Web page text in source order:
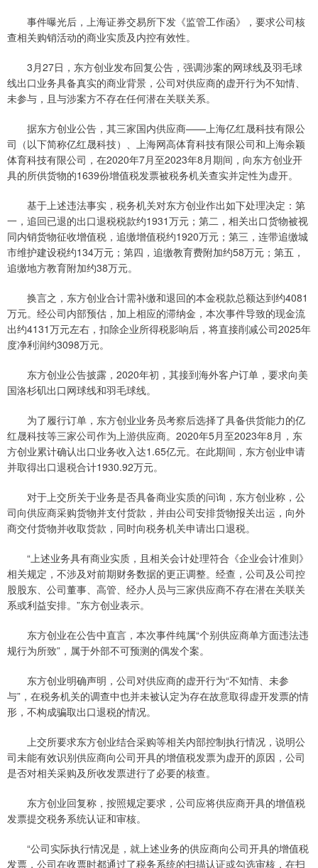
事件曝光后，上海证券交易所下发《监管工作函》，要求公司核
查相关购销活动的商业实质及内控有效性。
3月27日，东方创业发布回复公告，强调涉案的网球线及羽毛球
线出口业务具备真实的商业背景，公司对供应商的虚开行为不知情、
未参与，且与涉案方不存在任何潜在关联关系。
据东方创业公告，其三家国内供应商——上海亿红晟科技有限公
司（以下简称亿红晟科技）、上海网高体育科技有限公司和上海余颖
体育科技有限公司，在2020年7月至2023年8月期间，向东方创业开
具的所供货物的1639份增值税发票被税务机关查实并定性为虚开。
基于上述违法事实，税务机关对东方创业作出如下处理决定：第
一，追回已退的出口退税税款约1931万元；第二，相关出口货物被视
同内销货物征收增值税，追缴增值税约1920万元；第三，连带追缴城
市维护建设税约134万元；第四，追缴教育费附加约58万元；第五，
追缴地方教育附加约38万元。
换言之，东方创业合计需补缴和退回的本金税款总额达到约4081
万元。经公司内部预估，加上相应的滞纳金，本次事件导致的现金流
出约4131万元左右，扣除企业所得税影响后，将直接削减公司2025年
度净利润约3098万元。
东方创业公告披露，2020年初，其接到海外客户订单，要求向美
国洛杉矶出口网球线和羽毛球线。
为了履行订单，东方创业业务员考察后选择了具备供货能力的亿
红晟科技等三家公司作为上游供应商。2020年5月至2023年8月，东
方创业累计确认出口业务收入达1.65亿元。在此期间，东方创业申请
并取得出口退税合计1930.92万元。
对于上交所关于业务是否具备商业实质的问询，东方创业称，公
司向供应商采购货物并支付货款，并由公司安排货物报关出运，向外
商交付货物并收取货款，同时向税务机关申请出口退税。
“上述业务具有商业实质，且相关会计处理符合《企业会计准则》
相关规定，不涉及对前期财务数据的更正调整。经查，公司及公司控
股股东、公司董事、高管、经办人员与三家供应商不存在潜在关联关
系或利益安排。”东方创业表示。
东方创业在公告中直言，本次事件纯属“个别供应商单方面违法违
规行为所致”，属于外部不可预测的偶发个案。
东方创业明确声明，公司对供应商的虚开行为“不知情、未参
与”，在税务机关的调查中也并未被认定为存在故意取得虚开发票的情
形，不构成骗取出口退税的情况。
上交所要求东方创业结合采购等相关内部控制执行情况，说明公
司未能有效识别供应商向公司开具的增值税发票为虚开的原因，公司
是否对相关采购及所收发票进行了必要的核查。
东方创业回复称，按照规定要求，公司应将供应商开具的增值税
发票提交税务系统认证和审核。
“公司实际执行情况是，就上述业务的供应商向公司开具的增值税
发票，公司在收票时都通过了税务系统的扫描认证或勾选审核，在扫